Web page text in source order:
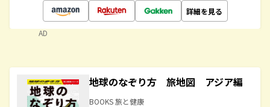
詳細を見る
AD
地球のなぞり方 旅地図 アジア編
BOOKS 旅と健康